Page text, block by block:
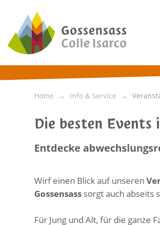
Home Info & Service
Die besten Events
Entdecke
Wirf einen Blick auf unseren
Gossensass sorgt auch abseits
Für Jung und Alt, für die ganze